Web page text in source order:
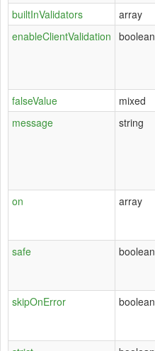
builtInValidators
array
enableClientValidation boolean
falseValue
mixed
message
string
on
array
safe
boolean
skipOnError
boolean